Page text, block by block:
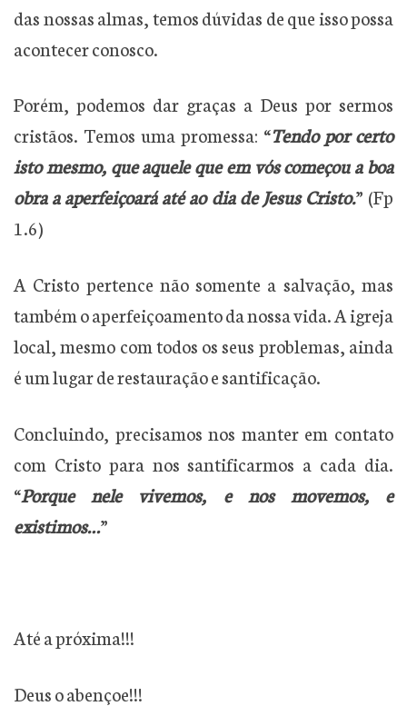
das nossas almas, temos dúvidas de que isso possa
acontecer conosco.
Porém, podemos dar graças a Deus por sermos
cristãos. Temos uma promessa: “Tendo por certo
isto mesmo, que aquele que em vós começou a boa
obra a aperfeiçoará até ao dia de Jesus Cristo.” (Fp
1.6)
A Cristo pertence não somente a salvação, mas
também o aperfeiçoamento da nossa vida. A igreja
local, mesmo com todos os seus problemas, ainda
é um lugar de restauração e santificação.
Concluindo, precisamos nos manter em contato
com Cristo para nos santificarmos a cada dia.
“Porque nele vivemos, e nos movemos, e
existimos…”
Até a próxima!!!
Deus o abençoe!!!